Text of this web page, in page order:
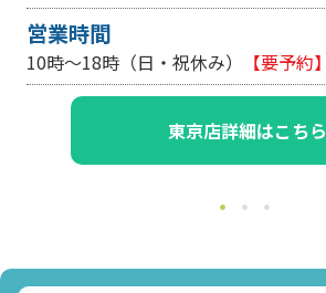
営業時間
10時～18時（日・祝休み） 【要予約】
東京店詳細はこちら